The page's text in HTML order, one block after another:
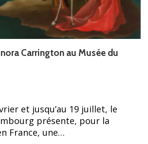
Carrington au Musée du
et jusqu’au 19 juillet, le
présente, pour la
France, une…